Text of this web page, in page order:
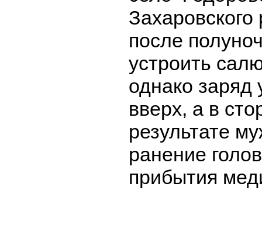
после
устроить
однако заряд
вверх, а в
результате
ранение
прибытия